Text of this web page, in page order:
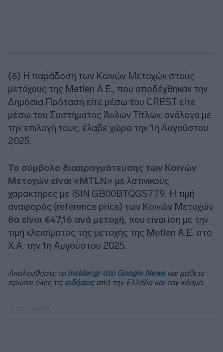
(δ) Η παράδοση των Κοινών Μετοχών στους
μετόχους της Metlen Α.Ε., που αποδέχθηκαν την
Δημόσια Πρόταση είτε μέσω του CREST είτε
μέσω του Συστήματος Άυλων Τίτλων, ανάλογα με
την επιλογή τους, έλαβε χώρα την 1η Αυγούστου
2025.
Το σύμβολο διαπραγμάτευσης των Κοινών
Μετοχών είναι «MTLN» με λατινικούς
χαρακτήρες με ISIN GB00BTQGS779. Η τιμή
αναφοράς (reference price) των Κοινών Μετοχών
θα είναι €47,16 ανά μετοχή, που είναι ίση με την
τιμή κλεισίματος της μετοχής της Metlen A.E. στο
Χ.Α. την 1η Αυγούστου 2025.
Ακολουθήστε το insider.gr στο Google Newsκαι μάθετε
πρώτοι όλες τις ειδήσειςαπό την Ελλάδα και τον κόσμο.